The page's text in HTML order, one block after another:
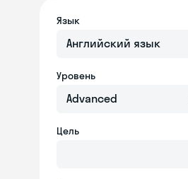
Язык
Английский язык
Уровень
Advanced
Цель